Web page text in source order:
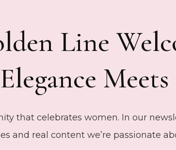
Line
that celebrates women. In our
and real content we’re passionate